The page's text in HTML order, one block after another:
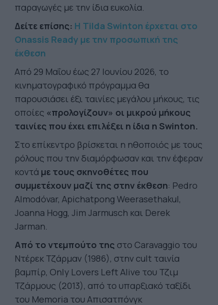
παραγωγές με την ίδια ευκολία.
Δείτε επίσης: Η Tilda Swinton έρχεται στο
Οnassis Ready με την προσωπική της
έκθεση
Από 29 Μαΐου έως 27 Ιουνίου 2026, το
κινηματογραφικό πρόγραμμα θα
παρουσιάσει έξι ταινίες μεγάλου μήκους, τις
οποίες «προλογίζουν» οι μικρού μήκους
ταινίες που έχει επιλέξει η ίδια η Swinton.
Στο επίκεντρο βρίσκεται η ηθοποιός με τους
ρόλους που την διαμόρφωσαν και την έφεραν
κοντά με τους σκηνοθέτες που
συμμετέχουν μαζί της στην έκθεση: Pedro
Almodóvar, Apichatpong Weerasethakul,
Joanna Hogg, Jim Jarmusch και Derek
Jarman.
Από το ντεμπούτο της στο Caravaggio του
Ντέρεκ Τζάρμαν (1986), στην cult ταινία
βαμπίρ, Only Lovers Left Alive του Τζιμ
Τζάρμους (2013), από το υπαρξιακό ταξίδι
του Memoria του Απισατπόνγκ